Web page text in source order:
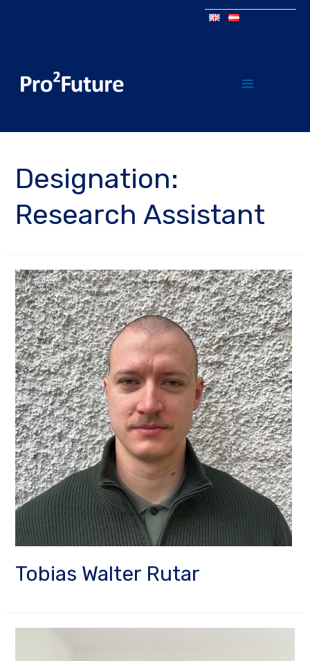
Designation:
Research Assistant
Tobias Walter Rutar